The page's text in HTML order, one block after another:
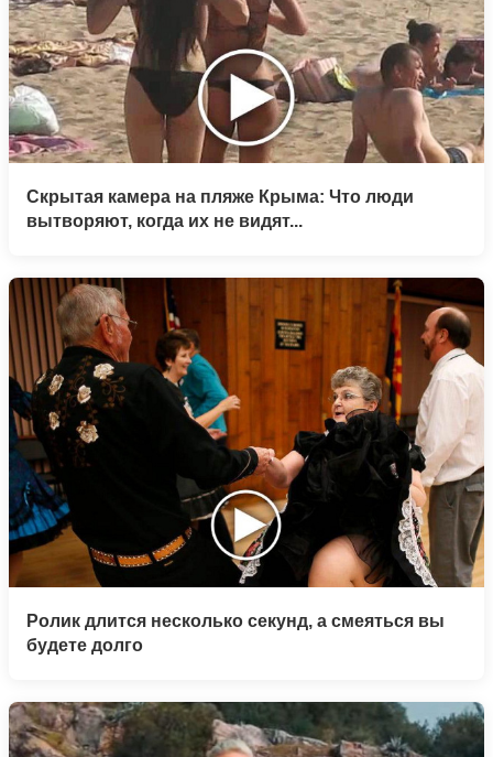
Скрытая камера на пляже Крыма: Что люди
вытворяют, когда их не видят...
Ролик длится несколько секунд, а смеяться вы
будете долго